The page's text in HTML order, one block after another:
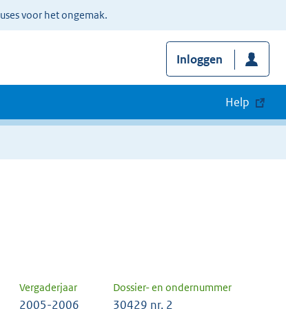
voor het ongemak.
Inloggen
Help
Vergaderjaar Dossier- en ondernummer
2005-2006 30429 nr. 2